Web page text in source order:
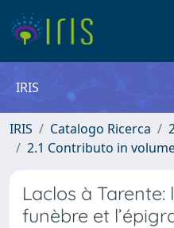
IRIS
IRIS Catalogo Ricerca
2.1 Contributo in
Laclos à
funèbre et